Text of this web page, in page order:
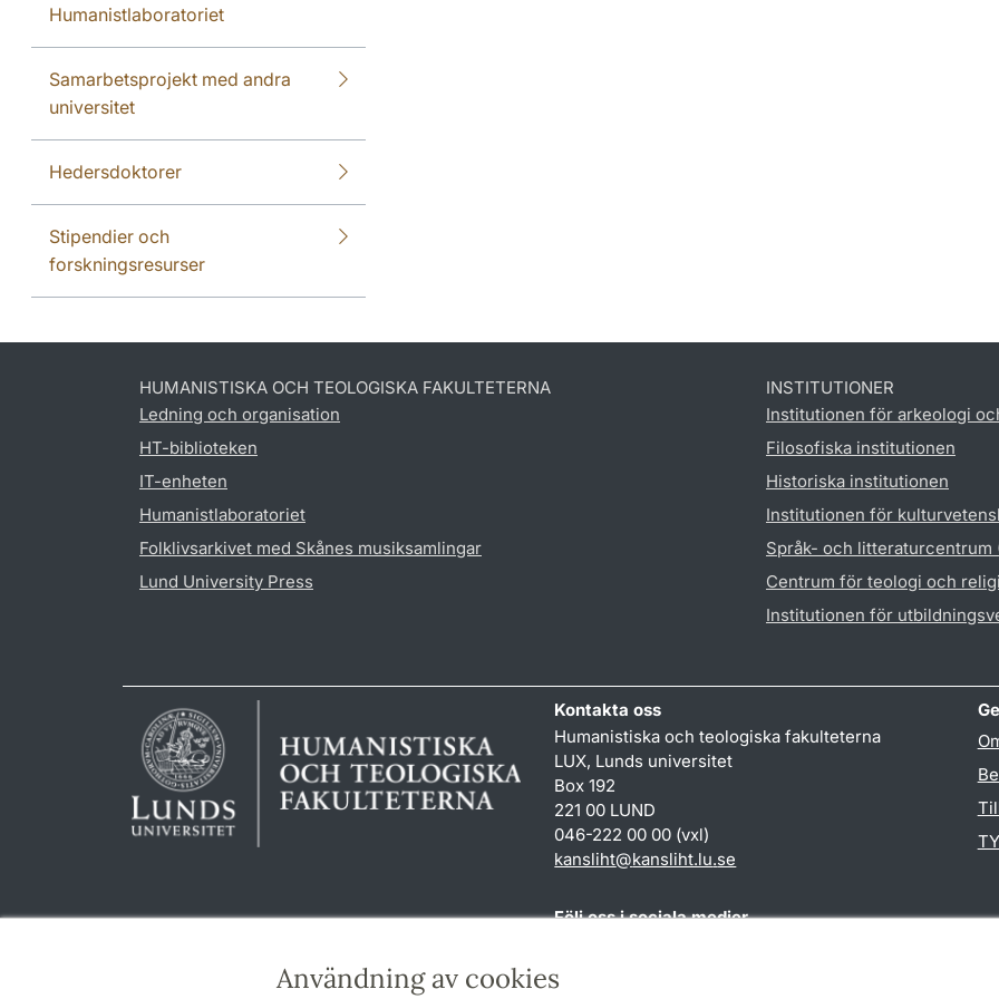
Användning av cookies
Humanistlaboratoriet
Samarbetsprojekt med andra
universitet
Hedersdoktorer
Stipendier och
forskningsresurser
HUMANISTISKA OCH TEOLOGISKA FAKULTETERNA
Ledning och organisation
HT-biblioteken
IT-enheten
Humanistlaboratoriet
Folklivsarkivet med Skånes musiksamlingar
Lund University Press
INSTITUTIONER
Institutionen för arkeologi
Filosofiska institutionen
Historiska institutionen
Institutionen för
Språk- och litteraturcentrum
Centrum för teologi och
Institutionen för
Kontakta oss
Humanistiska och teologiska fakulteterna
LUX, Lunds universitet
Box 192
221 00 LUND
046-222 00 00 (vxl)
kansliht@kansliht.lu.se
Följ oss i sociala medier